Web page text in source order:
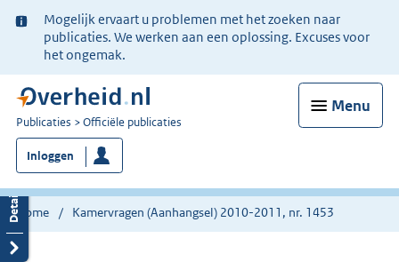
Ter
informatie:
Mogelijk ervaart u problemen met het zoeken naar
publicaties. We werken aan een oplossing. Excuses voor
het ongemak.
Menu
U
bent
nu
hier:
Publicaties Officiële publicaties
Inloggen
Home Kamervragen (Aanhangsel) 2010-2011, nr. 1453